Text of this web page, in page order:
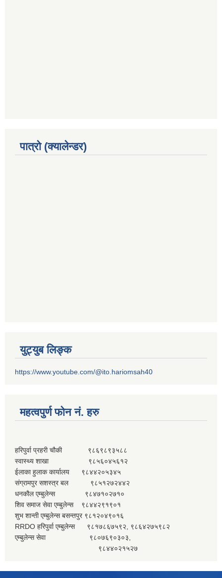
पात्रो (क्यालेन्डर)
युट्युब लिङ्क
https://www.youtube.com/@ito.hariomsah40
महत्वपुर्ण फोन नं. हरु
हरिपुर्वा प्रहरी चौकी ९८६९८९३५८८
स्वास्थ्य शाखा ९८५६०४५६१२
ईलाका हुलाक कार्यालय ९८४४२०५३४५
संग्रामपुर सशस्त्र बल ९८५१२७२४४२
धनकौल एम्बुलेन्स ९८४७१०२७१०
शिव समाज सेवा एम्बुलेन्स ९८४४२९१९०१
शुभ शान्ती एम्बुलेन्स बसन्तपुर ९८१२०४९०१६
RRDO हरिपुर्वा एम्बुलेन्स ९८१७८६७५९२, ९८६४२७५९८२
एम्बुलेन्स सेवा ९८०७६९०३०३,
९८४४०२१५२७